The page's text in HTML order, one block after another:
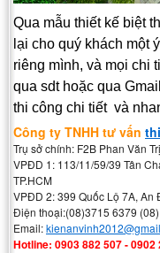
Qua mẫu thiết kế biệt
lại cho quý khách một
riêng mình, và mọi chi
qua sdt hoặc qua
thi công chi tiết và
Công ty TNHH tư vấn
Trụ sở chính: F2B Phan Văn
VPĐD 1: 113/11/59/39 Tân
TP.HCM
VPĐD 2: 399 Quốc Lộ 7A, An
Điện thoại:(08)3715 6379
Email:
Hotline: 0903 882 507 - 0902